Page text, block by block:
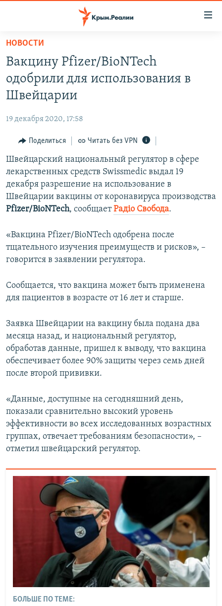
Вернуться
основному
содержанию
Вернутся
главной
навигации
Вернутся
поиску
СПЕЦПРОЕКТЫ
ГРУЗ 200
11 ЛЕТ ОККУПАЦИИ КРЫМА. 11 ИСТОРИЙ СОПРОТИВЛЕНИЯ
ВОДА
ЕЩЕ
ИНТЕРАКТИВ
ИНФОГРАФИКА
ТЕЛЕПРОЕКТ КРЫМ.РЕАЛИИ
СОВЕТЫ ПРАВОЗАЩИТНИКОВ
ПРОПАВШИЕ БЕЗ ВЕСТИ
ПОБЕДИТЕЛЕЙ НЕ СУДЯТ?
КРЫМ.НЕПОКОРЕННЫЙ
УКРАИНСКАЯ ПРОБЛЕМА КРЫМА
РАДІО СВОБОДА
КАК ОБОЙТИ БЛОКИРОВКУ
Українською
Qırımtatar
ПРИСОЕДИНЯЙТЕСЬ!
Все сайты RFE/RL
НОВОСТИ
Вакцину Pfizer/BioNTech
одобрили для использования в
Швейцарии
19 декабря 2020, 17:58
Поделиться Читать без VPN
Швейцарский национальный регулятор в сфере
лекарственных средств Swissmedic выдал 19
декабря разрешение на использование в
Швейцарии вакцины от коронавируса производства
Pfizer/BioNTech, сообщаетРадіо Свобода.
«Вакцина Pfizer/BioNTech одобрена после
тщательного изучения преимуществ и рисков», –
говорится в заявлении регулятора.
Сообщается, что вакцина может быть применена
для пациентов в возрасте от 16 лет и старше.
Заявка Швейцарии на вакцину была подана два
месяца назад, и национальный регулятор,
обработав данные, пришел к выводу, что вакцина
обеспечивает более 90% защиты через семь дней
после второй прививки.
«Данные, доступные на сегодняшний день,
показали сравнительно высокий уровень
эффективности во всех исследованных возрастных
группах, отвечает требованиям безопасности», –
отметил швейцарский регулятор.
БОЛЬШЕ ПО ТЕМЕ: